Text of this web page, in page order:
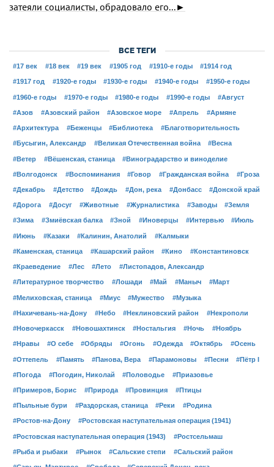
затеяли социалисты, обрадовало его...►
ВСЕ ТЕГИ
#17 век #18 век #19 век #1905 год #1910-е годы #1914 год
#1917 год #1920-е годы #1930-е годы #1940-е годы #1950-е годы
#1960-е годы #1970-е годы #1980-е годы #1990-е годы #Август
#Азов #Азовский район #Азовское море #Апрель #Армяне
#Архитектура #Беженцы #Библиотека #Благотворительность
#Бусыгин, Александр #Великая Отечественная война #Весна
#Ветер #Вёшенская, станица #Виноградарство и виноделие
#Волгодонск #Воспоминания #Говор #Гражданская война #Гроза
#Декабрь #Детство #Дождь #Дон, река #Донбасс #Донской край
#Дорога #Досуг #Животные #Журналистика #Заводы #Земля
#Зима #Змиёвская балка #Зной #Иноверцы #Интервью #Июль
#Июнь #Казаки #Калинин, Анатолий #Калмыки
#Каменская, станица #Кашарский район #Кино #Константиновск
#Краеведение #Лес #Лето #Листопадов, Александр
#Литературное творчество #Лошади #Май #Маныч #Март
#Мелиховская, станица #Миус #Мужество #Музыка
#Нахичевань-на-Дону #Небо #Неклиновский район #Некрополи
#Новочеркасск #Новошахтинск #Ностальгия #Ночь #Ноябрь
#Нравы #О себе #Обряды #Огонь #Одежда #Октябрь #Осень
#Оттепель #Память #Панова, Вера #Парамоновы #Песни #Пётр I
#Погода #Погодин, Николай #Половодье #Приазовье
#Примеров, Борис #Природа #Провинция #Птицы
#Пыльные бури #Раздорская, станица #Реки #Родина
#Ростов-на-Дону #Ростовская наступательная операция (1941)
#Ростовская наступательная операция (1943) #Ростсельмаш
#Рыба и рыбаки #Рынок #Сальские степи #Сальский район